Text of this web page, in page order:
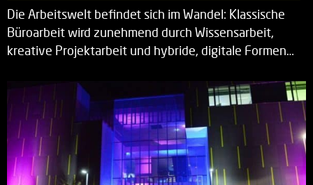
Die Arbeitswelt befindet sich im Wandel: Klassische
Büroarbeit wird zunehmend durch Wissensarbeit,
kreative Projektarbeit und hybride, digitale Formen…